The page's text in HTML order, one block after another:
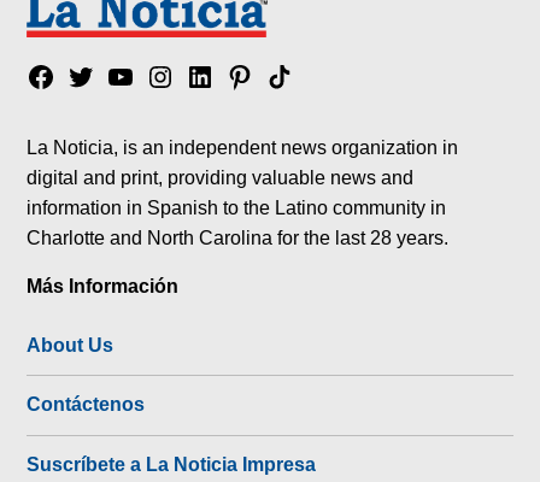
Facebook
TwitterYouTubeInstagram
LinkedinPinterest
Tik
La Noticia, is an independent news organization in
digital and print, providing valuable news and
information in Spanish to the Latino community in
Charlotte and North Carolina for the last 28 years.
Más Información
About Us
Contáctenos
Suscríbete a La Noticia Impresa